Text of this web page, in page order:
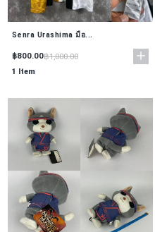
Senra Urashima มือ...
฿800.00฿1,000.00
1 Item